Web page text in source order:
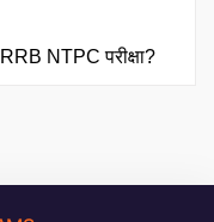
NTPC परीक्षा?